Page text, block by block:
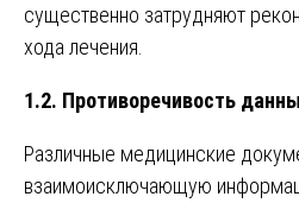
существенно затрудняют
хода лечения.
1.2. Противоречивость
Различные медицинские
взаимоисключающую